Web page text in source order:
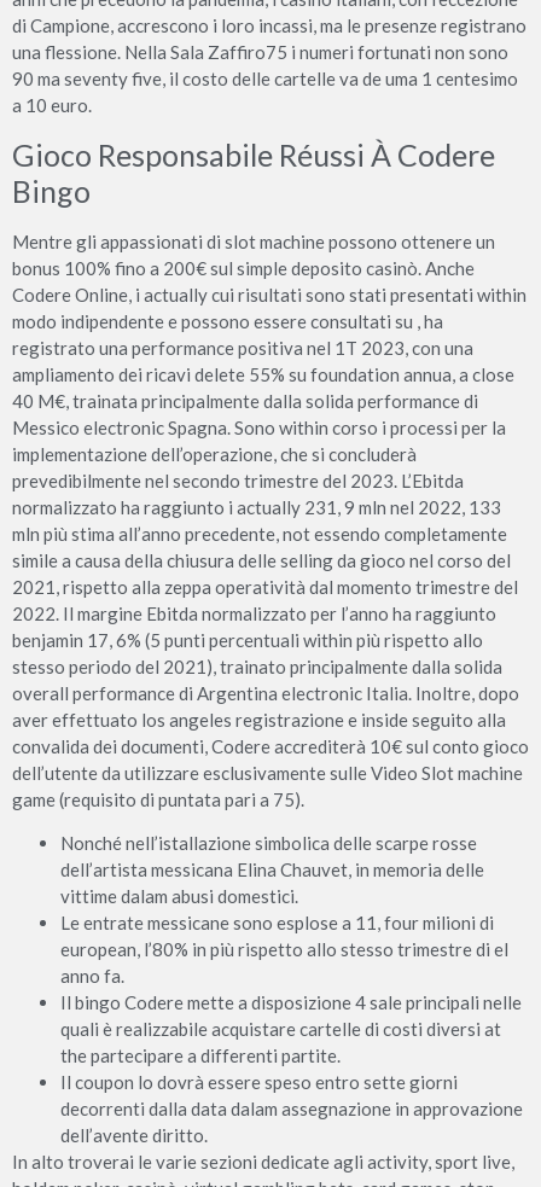
di Campione, accrescono i loro incassi, ma le presenze registrano
una flessione. Nella Sala Zaffiro75 i numeri fortunati non sono
90 ma seventy five, il costo delle cartelle va de uma 1 centesimo
a 10 euro.
Gioco Responsabile Réussi À Codere
Bingo
Mentre gli appassionati di slot machine possono ottenere un
bonus 100% fino a 200€ sul simple deposito casinò. Anche
Codere Online, i actually cui risultati sono stati presentati within
modo indipendente e possono essere consultati su , ha
registrato una performance positiva nel 1T 2023, con una
ampliamento dei ricavi delete 55% su foundation annua, a close
40 M€, trainata principalmente dalla solida performance di
Messico electronic Spagna. Sono within corso i processi per la
implementazione dell’operazione, che si concluderà
prevedibilmente nel secondo trimestre del 2023. L’Ebitda
normalizzato ha raggiunto i actually 231, 9 mln nel 2022, 133
mln più stima all’anno precedente, not essendo completamente
simile a causa della chiusura delle selling da gioco nel corso del
2021, rispetto alla zeppa operatività dal momento trimestre del
2022. Il margine Ebitda normalizzato per l’anno ha raggiunto
benjamin 17, 6% (5 punti percentuali within più rispetto allo
stesso periodo del 2021), trainato principalmente dalla solida
overall performance di Argentina electronic Italia. Inoltre, dopo
aver effettuato los angeles registrazione e inside seguito alla
convalida dei documenti, Codere accrediterà 10€ sul conto gioco
dell’utente da utilizzare esclusivamente sulle Video Slot machine
game (requisito di puntata pari a 75).
Nonché nell’istallazione simbolica delle scarpe rosse
dell’artista messicana Elina Chauvet, in memoria delle
vittime dalam abusi domestici.
Le entrate messicane sono esplose a 11, four milioni di
european, l’80% in più rispetto allo stesso trimestre di el
anno fa.
Il bingo Codere mette a disposizione 4 sale principali nelle
quali è realizzabile acquistare cartelle di costi diversi at
the partecipare a differenti partite.
Il coupon lo dovrà essere speso entro sette giorni
decorrenti dalla data dalam assegnazione in approvazione
dell’avente diritto.
In alto troverai le varie sezioni dedicate agli activity, sport live,